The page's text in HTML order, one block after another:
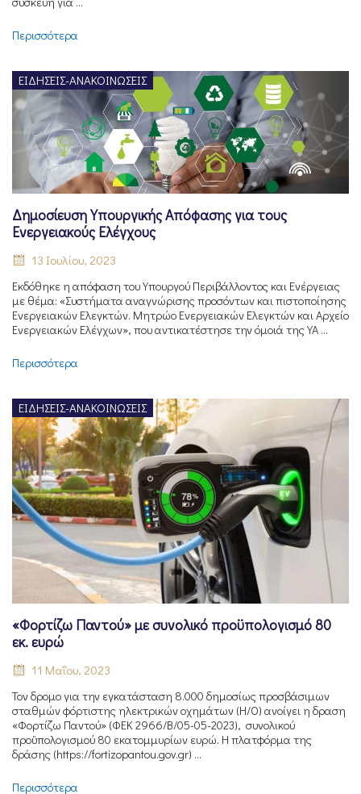
Περισσότερα
ΕΙΔΉΣΕΙΣ-ΑΝΑΚΟΙΝΏΣΕΙΣ
Δημοσίευση Υπουργικής Απόφασης για τους
Ενεργειακούς Ελέγχους
13 Ιουλίου, 2023
Εκδόθηκε η απόφαση του Υπουργού Περιβάλλοντος και Ενέργειας
με θέμα: «Συστήματα αναγνώρισης προσόντων και πιστοποίησης
Ενεργειακών Ελεγκτών. Μητρώο Ενεργειακών Ελεγκτών και Αρχείο
Ενεργειακών Ελέγχων», που αντικατέστησε την όμοιά της ΥΑ ...
Περισσότερα
ΕΙΔΉΣΕΙΣ-ΑΝΑΚΟΙΝΏΣΕΙΣ
«Φορτίζω Παντού» με συνολικό προϋπολογισμό 80
εκ. ευρώ
11 Μαΐου, 2023
Τον δρομο για την εγκατάσταση 8.000 δημοσίως προσβάσιμων
σταθμών φόρτιστης ηλεκτρικών οχημάτων (Η/Ο) ανοίγει η δραση
«Φορτίζω Παντού» (ΦΕΚ 2966/Β/05-05-2023), συνολικού
προϋπολογισμού 80 εκατομμυρίων ευρώ. Η πλατφόρμα της
δράσης (https://fortizopantou.gov.gr) ...
Περισσότερα